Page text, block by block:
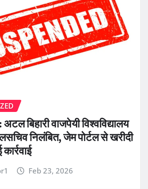
बिहारी वाजपेयी विश्वविद्यालय
निलंबित, जेम पोर्टल से खरीदी
Feb 23, 2026